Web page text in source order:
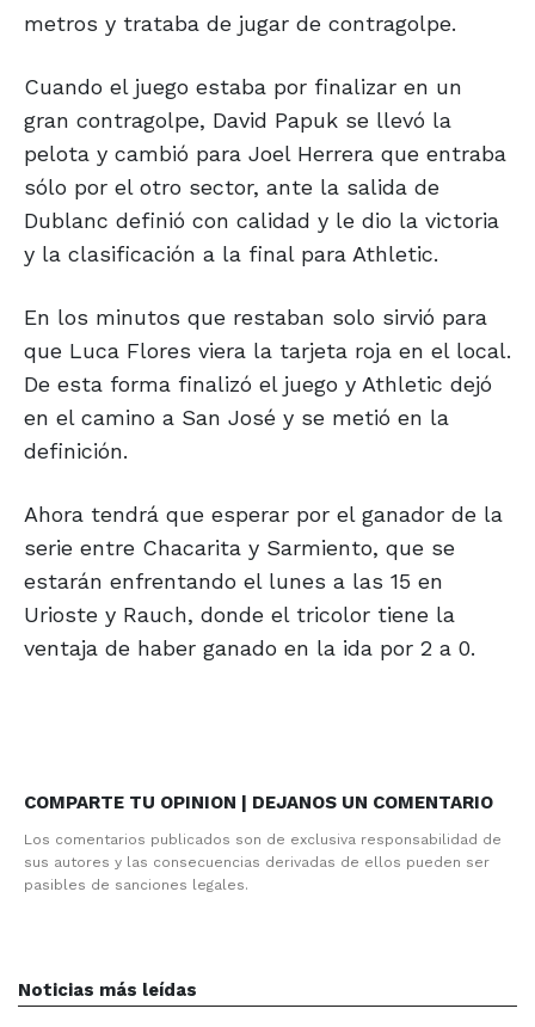
metros y trataba de jugar de contragolpe.
Cuando el juego estaba por finalizar en un
gran contragolpe, David Papuk se llevó la
pelota y cambió para Joel Herrera que entraba
sólo por el otro sector, ante la salida de
Dublanc definió con calidad y le dio la victoria
y la clasificación a la final para Athletic.
En los minutos que restaban solo sirvió para
que Luca Flores viera la tarjeta roja en el local.
De esta forma finalizó el juego y Athletic dejó
en el camino a San José y se metió en la
definición.
Ahora tendrá que esperar por el ganador de la
serie entre Chacarita y Sarmiento, que se
estarán enfrentando el lunes a las 15 en
Urioste y Rauch, donde el tricolor tiene la
ventaja de haber ganado en la ida por 2 a 0.
COMPARTE TU OPINION | DEJANOS UN COMENTARIO
Los comentarios publicados son de exclusiva responsabilidad de
sus autores y las consecuencias derivadas de ellos pueden ser
pasibles de sanciones legales.
Noticias más leídas